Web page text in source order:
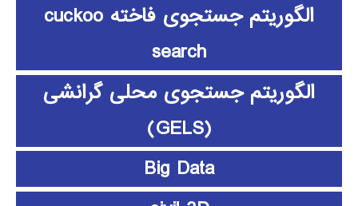
الگوریتم جستجوی فاخته cuckoo
search
الگوریتم جستجوی محلی گرانشی
(GELS)
Big Data